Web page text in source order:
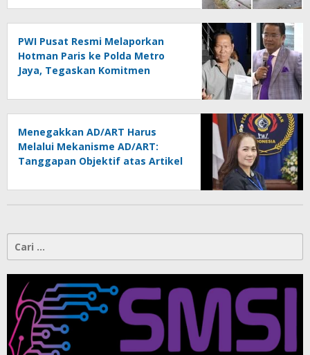
Dipertanyakan
PWI Pusat Resmi Melaporkan
Hotman Paris ke Polda Metro
Jaya, Tegaskan Komitmen
Menegakkan AD/ART Harus
Melalui Mekanisme AD/ART:
Tanggapan Objektif atas Artikel
Konspirasi Melanggar Aturan”
Cari
untuk: